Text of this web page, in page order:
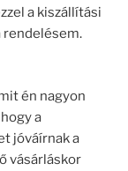
a kiszállítási
rendelésem.
én nagyon
a
jóváírnak a
vásárláskor